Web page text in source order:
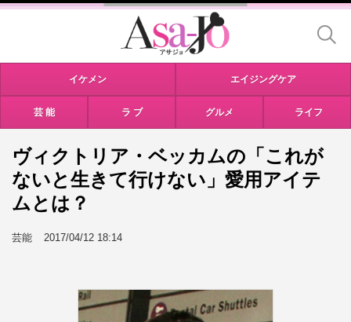
イケメン エイジングケア
芸 能 ラ ブ グルメ ライフ
ヴィクトリア・ベッカムの「これが
ないと生きて行けない」愛用アイテ
ムとは？
芸能 2017/04/12 18:14